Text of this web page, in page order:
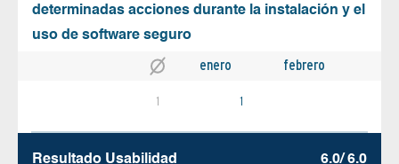
determinadas acciones durante la instalación y el
uso de software seguro
enero febrero
1 1
Resultado Usabilidad 6.0/ 6.0